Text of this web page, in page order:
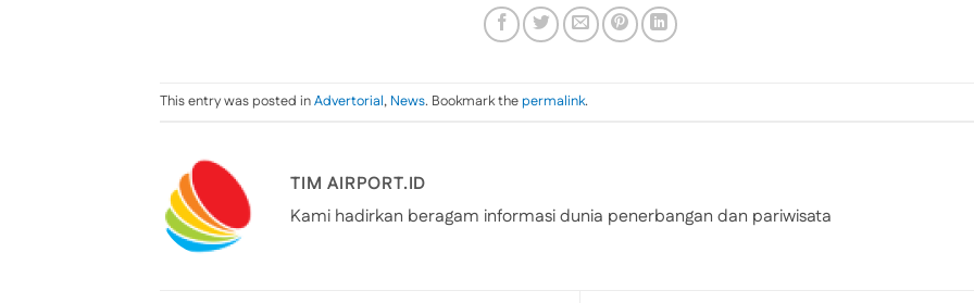
This entry was posted inAdvertorial, News. Bookmark thepermalink.
TIM AIRPORT.ID
Kami hadirkan beragam informasi dunia penerbangan dan pariwisata